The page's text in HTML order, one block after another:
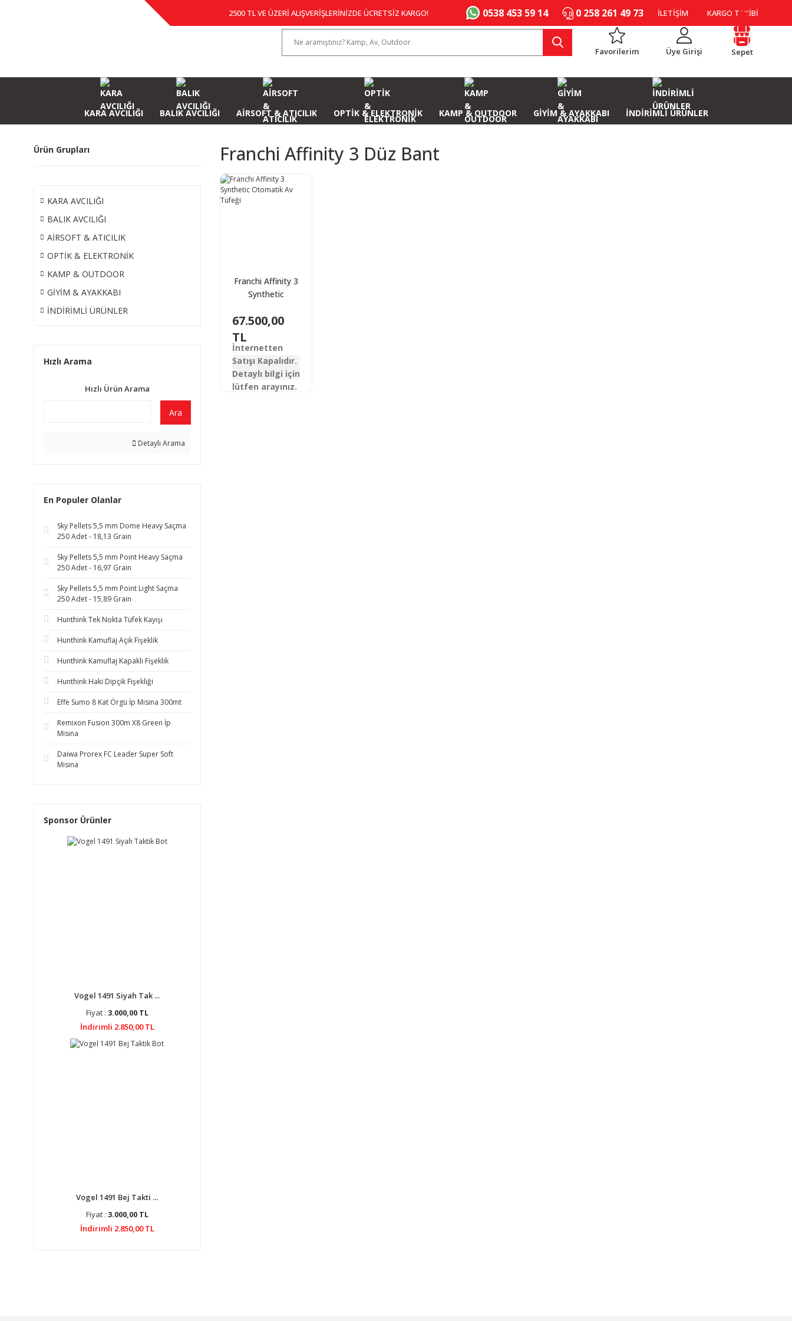
2500 TL VE ÜZERİ ALIŞVERİŞLERİNİZDE ÜCRETSİZ KARGO! 0538 453 59 14 0 258 261 49 73 İLETİŞİM KARGO TAKİBİ
Favorilerim Üye Girişi Sepet
KARA AVCILIĞI BALIK AVCILIĞI AİRSOFT & ATICILIK OPTİK & ELEKTRONİK KAMP & OUTDOOR GİYİM & AYAKKABI İNDİRİMLİ ÜRÜNLER
Ürün Grupları
KARA AVCILIĞI
BALIK AVCILIĞI
AİRSOFT & ATICILIK
OPTİK & ELEKTRONİK
KAMP & OUTDOOR
GİYİM & AYAKKABI
İNDİRİMLİ ÜRÜNLER
Hızlı Arama
Hızlı Ürün Arama
Ara
Detaylı Arama
En Populer Olanlar
Sky Pellets 5,5 mm Dome Heavy Saçma
250 Adet - 18,13 Grain
Sky Pellets 5,5 mm Point Heavy Saçma
250 Adet - 16,97 Grain
Sky Pellets 5,5 mm Point Light Saçma
250 Adet - 15,89 Grain
Hunthink Tek Nokta Tüfek Kayışı
Hunthink Kamuflaj Açık Fişeklik
Hunthink Kamuflaj Kapaklı Fişeklik
Hunthink Haki Dipçik Fişekliği
Effe Sumo 8 Kat Örgü İp Misina 300mt
Remixon Fusion 300m X8 Green İp
Misina
Daiwa Prorex FC Leader Super Soft
Misina
Sponsor Ürünler
Vogel 1491 Siyah Tak ...
Fiyat : 3.000,00 TL
İndirimli 2.850,00 TL
Vogel 1491 Bej Takti ...
Fiyat : 3.000,00 TL
İndirimli 2.850,00 TL
Franchi Affinity 3 Düz Bant
Franchi Affinity 3
Synthetic
Tüfeği
67.500,00
TL
İnternetten
Satışı Kapalıdır.
Detaylı bilgi için
lütfen arayınız.